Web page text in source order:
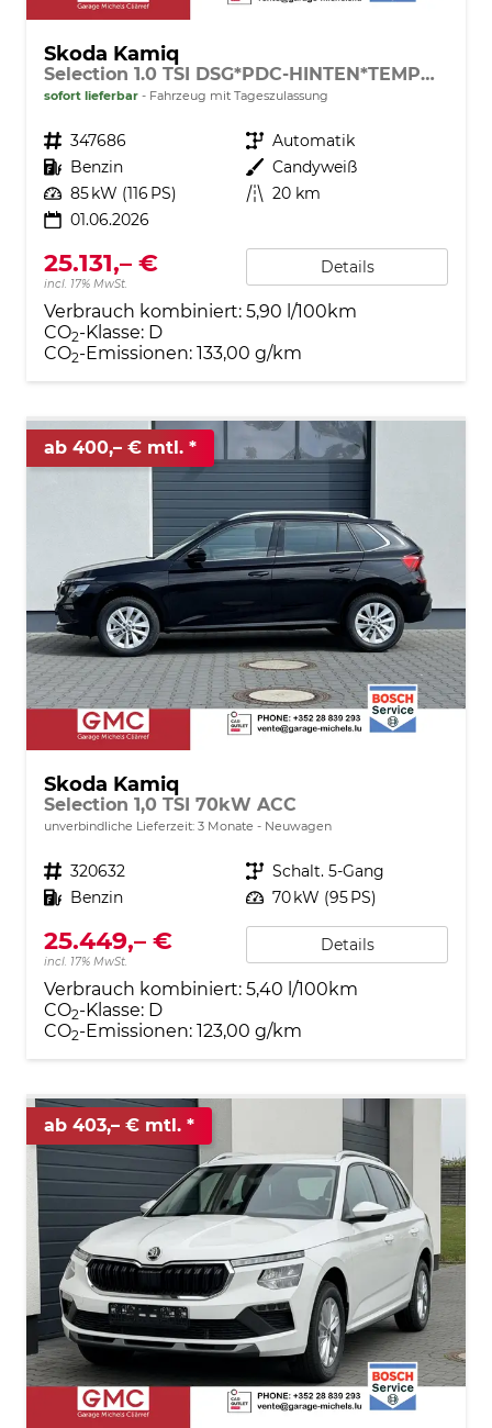
Skoda Kamiq
Selection 1.0 TSI DSG*PDC-HINTEN*TEMPOMAT*SMARTLINK*SHZ*LED*KLIMAAUTOMATIK*
sofort lieferbar Fahrzeug mit Tageszulassung
Fahrzeugnr. 347686 Getriebe Automatik
Kraftstoff Benzin Außenfarbe Candyweiß
Leistung 85 kW (116 PS) Kilometerstand 20 km
01.06.2026
25.131,– €
incl. 17% MwSt.
Details
Verbrauch kombiniert: 5,90 l/100km
CO2-Klasse: D
CO2-Emissionen: 133,00 g/km
ab 400,– € mtl.
Skoda Kamiq
Selection 1,0 TSI 70kW ACC
unverbindliche Lieferzeit: 3 Monate Neuwagen
Fahrzeugnr. 320632 Getriebe Schalt. 5-Gang
Kraftstoff Benzin Leistung 70 kW (95 PS)
25.449,– €
incl. 17% MwSt.
Details
Verbrauch kombiniert: 5,40 l/100km
CO2-Klasse: D
CO2-Emissionen: 123,00 g/km
ab 403,– € mtl.